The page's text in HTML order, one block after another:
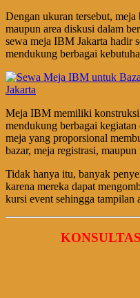
Dengan ukuran tersebut,
maupun area diskusi dalam
sewa meja IBM Jakarta hadir
mendukung berbagai
Meja IBM memiliki konstruksi
mendukung berbagai
meja yang proporsional
bazar, meja registrasi, maupun
Tidak hanya itu, banyak
karena mereka dapat
kursi event sehingga tampilan